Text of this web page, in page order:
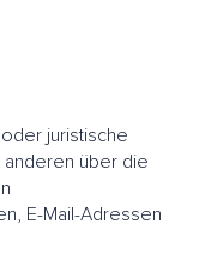
juristische
über die
E-Mail-Adressen